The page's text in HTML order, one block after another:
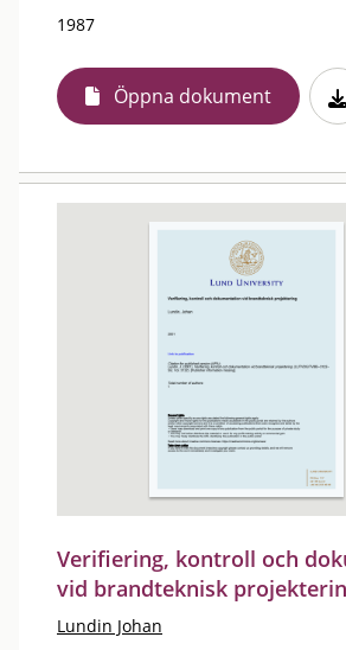
1987
Öppna dokument
Verifiering, kontroll och
vid brandteknisk
Lundin Johan